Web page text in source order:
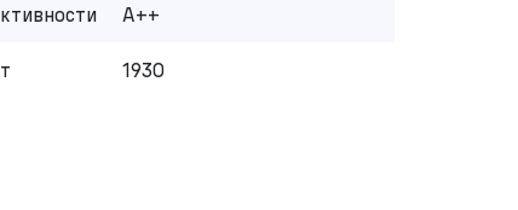
A++
1930